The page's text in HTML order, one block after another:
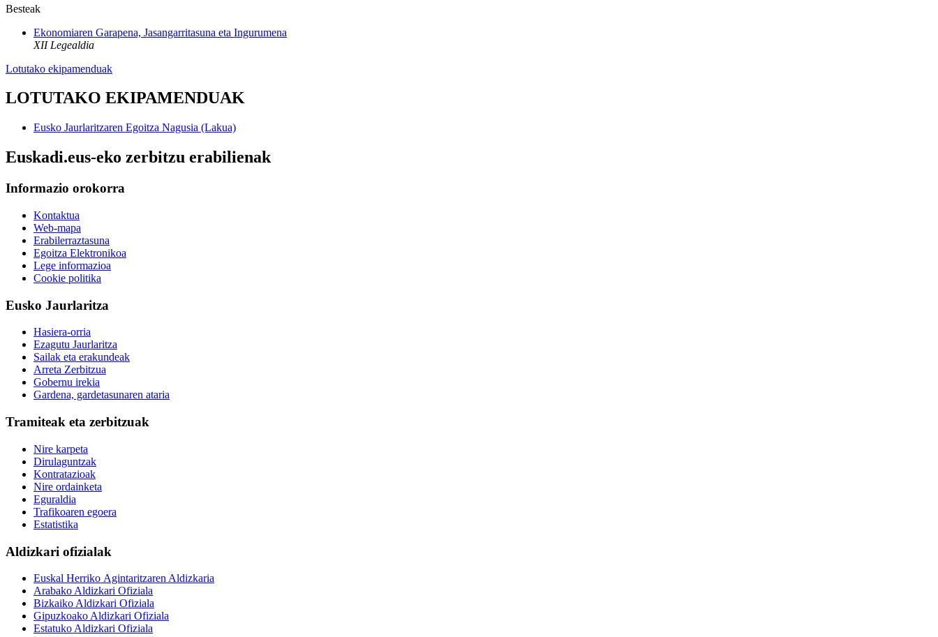
Besteak
Ekonomiaren Garapena, Jasangarritasuna eta Ingurumena
XII Legealdia
Lotutako ekipamenduak
LOTUTAKO EKIPAMENDUAK
Eusko Jaurlaritzaren Egoitza Nagusia (Lakua)
Euskadi.eus-eko zerbitzu erabilienak
Informazio orokorra
Kontaktua
Web-mapa
Erabilerraztasuna
Egoitza Elektronikoa
Lege informazioa
Cookie politika
Eusko Jaurlaritza
Hasiera-orria
Ezagutu Jaurlaritza
Sailak eta erakundeak
Arreta Zerbitzua
Gobernu irekia
Gardena, gardetasunaren ataria
Tramiteak eta zerbitzuak
Nire karpeta
Dirulaguntzak
Kontratazioak
Nire ordainketa
Eguraldia
Trafikoaren egoera
Estatistika
Aldizkari ofizialak
Euskal Herriko Agintaritzaren Aldizkaria
Arabako Aldizkari Ofiziala
Bizkaiko Aldizkari Ofiziala
Gipuzkoako Aldizkari Ofiziala
Estatuko Aldizkari Ofiziala